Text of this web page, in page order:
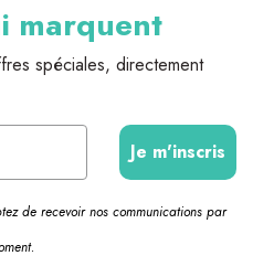
marquent
spéciales, directement
Je m'inscris
de recevoir nos communications par